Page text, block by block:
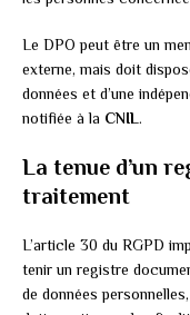
Le DPO peut être un
externe, mais doit
données et d’une
notifiée à la CNIL .
La tenue d’un
traitement
L’article 30 du RGPD
tenir un registre
de données